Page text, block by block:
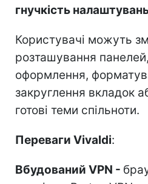
гнучкість
Користувачі можуть
розташування
оформлення,
закруглення вкладок
готові теми спільноти.
Переваги Vivaldі:
Вбудований VPN -